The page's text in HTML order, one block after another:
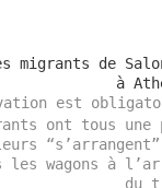
migrants de
à
est
ont tous une
les wagons à
du